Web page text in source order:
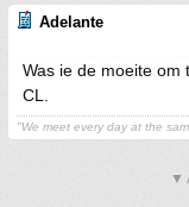
Adelante
Was ie de moeite om
CL.
"We meet every day at the
▼